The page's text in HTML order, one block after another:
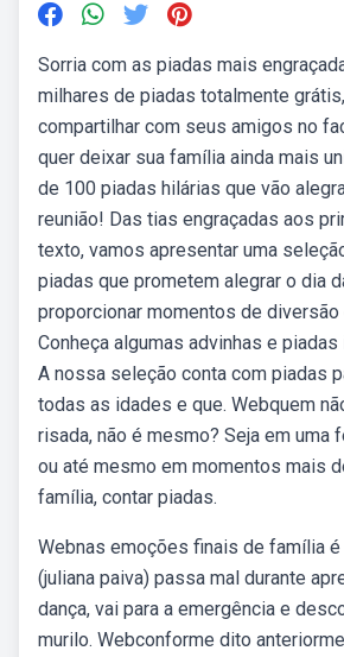
Sorria com as piadas mais
milhares de piadas totalmente
compartilhar com seus amigos no
quer deixar sua família ainda mais
de 100 piadas hilárias que vão
reunião! Das tias engraçadas aos
texto, vamos apresentar uma
piadas que prometem alegrar o dia
proporcionar momentos de diversão
Conheça algumas advinhas e
A nossa seleção conta com piadas
todas as idades e que. Webquem
risada, não é mesmo? Seja em uma
ou até mesmo em momentos mais
família, contar piadas.
Webnas emoções finais de família
(juliana paiva) passa mal durante
dança, vai para a emergência e
murilo. Webconforme dito